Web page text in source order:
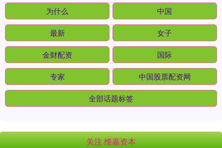
为什么 中国
最新 女子
金财配资 国际
专家 中国股票配资网
全部话题标签
关注 维嘉资本